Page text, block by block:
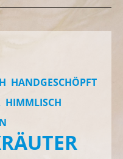
HANDGESCHÖPFT
HIMMLISCH